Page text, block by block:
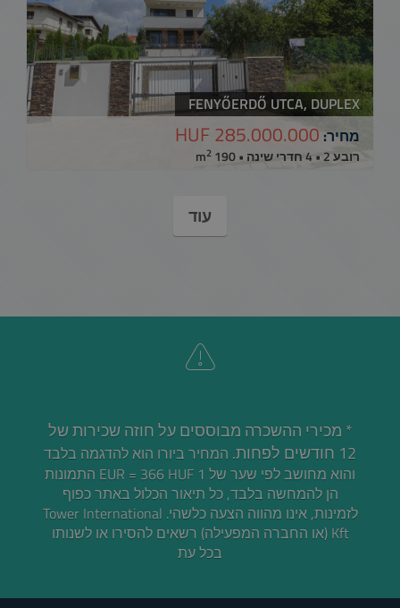
FENYŐERDŐ UTCA, DUPLEX
מחיר: 285.000.000 HUF
רובע 2 • 4 חדרי שינה • 190 m 2
עוד
* מכירי ההשכרה מבוססים על חוזה שכירות של
12 חודשים לפחות.
המחיר ביורו הוא להדגמה בלבד
והוא מחושב לפי שער של 1 EUR = 366 HUF התמונות
הן להמחשה בלבד, כל תיאור הכלול באתר כפוף
לזמינות, אינו מהווה הצעה כלשהי. Tower International
Kft (או החברה המפעילה) רשאים להסירו או לשנותו
בכל עת